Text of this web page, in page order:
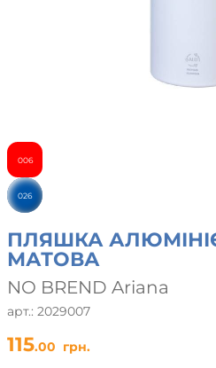
006
026
ПЛЯШКА
МАТОВА
NO BREND Ariana
арт.: 2029007
115.00 грн.